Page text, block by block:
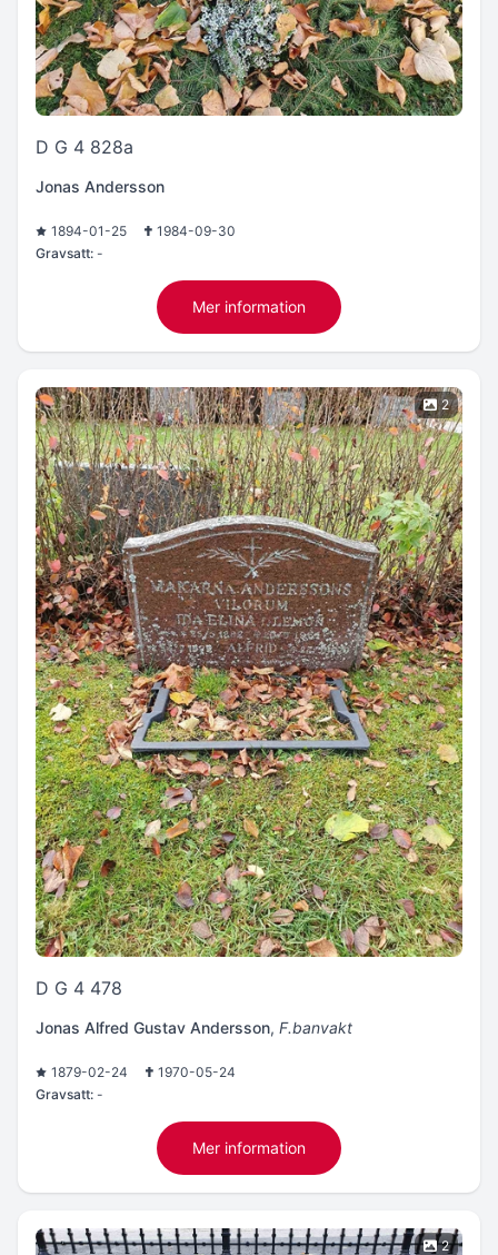
D G 4 828a
Jonas Andersson
1894-01-25
1984-09-30
Gravsatt: -
Mer information
2
D G 4 478
Jonas Alfred Gustav Andersson, F.banvakt
1879-02-24
1970-05-24
Gravsatt: -
Mer information
2